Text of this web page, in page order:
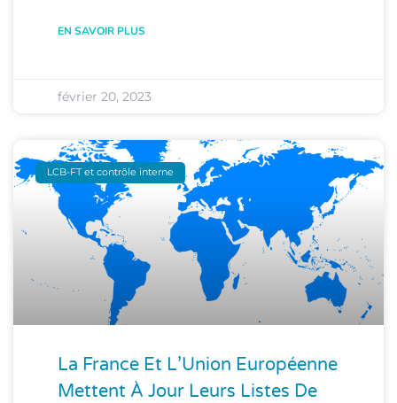
EN SAVOIR PLUS
février 20, 2023
LCB-FT et contrôle interne
La France Et L’Union Européenne
Mettent À Jour Leurs Listes De